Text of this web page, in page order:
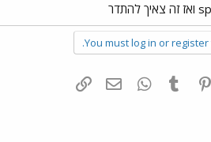
You must log in or
Pinterest
Tumblr
WhatsAppדואר אלקטרוני